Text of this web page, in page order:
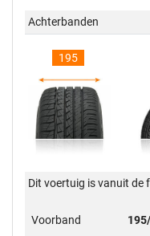
Achterbanden
195
Dit voertuig is vanuit de
Voorband